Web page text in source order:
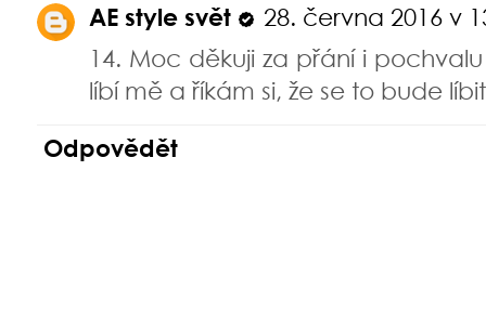
AE style svět
28. června 2016 v
14. Moc děkuji za přání i
líbí mě a říkám si, že se to bude
Odpovědět